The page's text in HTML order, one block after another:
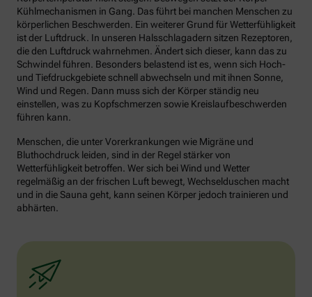
Kühlmechanismen in Gang. Das führt bei manchen Menschen zu
körperlichen Beschwerden. Ein weiterer Grund für Wetterfühligkeit
ist der Luftdruck. In unseren Halsschlagadern sitzen Rezeptoren,
die den Luftdruck wahrnehmen. Ändert sich dieser, kann das zu
Schwindel führen. Besonders belastend ist es, wenn sich Hoch-
und Tiefdruckgebiete schnell abwechseln und mit ihnen Sonne,
Wind und Regen. Dann muss sich der Körper ständig neu
einstellen, was zu Kopfschmerzen sowie Kreislaufbeschwerden
führen kann.
Menschen, die unter Vorerkrankungen wie Migräne und
Bluthochdruck leiden, sind in der Regel stärker von
Wetterfühligkeit betroffen. Wer sich bei Wind und Wetter
regelmäßig an der frischen Luft bewegt, Wechselduschen macht
und in die Sauna geht, kann seinen Körper jedoch trainieren und
abhärten.